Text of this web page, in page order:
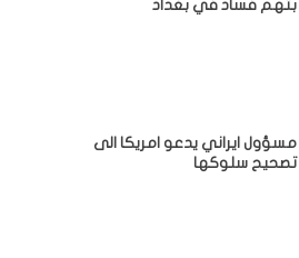
بتهم فساد في بغداد
مسؤول ايراني يدعو امريكا الى
تصحيح سلوكها